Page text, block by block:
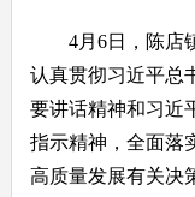
4月6日，陈店镇
认真贯彻习近平总
要讲话精神和习近
指示精神，全面落
高质量发展有关决